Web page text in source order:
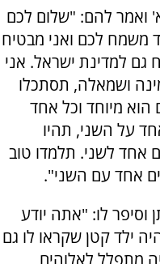
ואמר להם: "שלום לכם
משמח לכם ואני מבטיח
גם למדינת ישראל. אני
ושמאלה, תסתכלו
מיוחד וכל אחד
על השני, תהיו
אחד לשני. תלמדו טוב
אחד עם השני".
לו: "אתה יודע
ילד קטן שקראו לו גם